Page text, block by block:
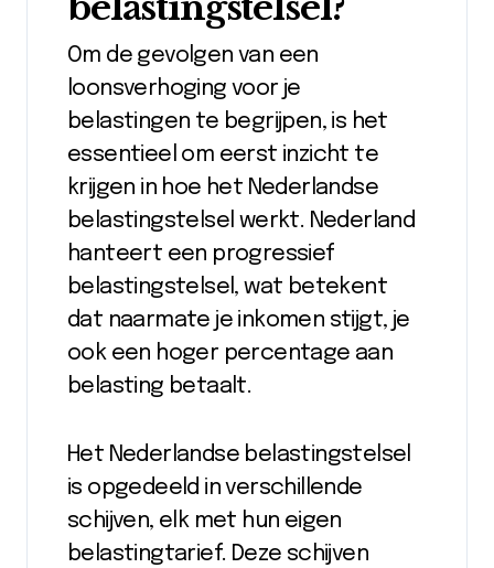
Om de gevolgen van een
loonsverhoging voor je
belastingen te begrijpen, is het
essentieel om eerst inzicht te
krijgen in hoe het Nederlandse
belastingstelsel werkt. Nederland
hanteert een progressief
belastingstelsel, wat betekent
dat naarmate je inkomen stijgt, je
ook een hoger percentage aan
belasting betaalt.
Het Nederlandse belastingstelsel
is opgedeeld in verschillende
schijven, elk met hun eigen
belastingtarief. Deze schijven